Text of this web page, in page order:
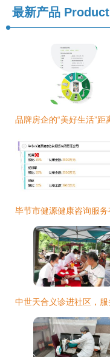
最新产品 Product